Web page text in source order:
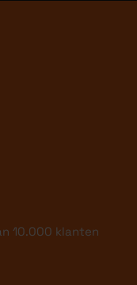
10.000 klanten